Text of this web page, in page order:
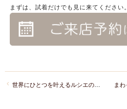
まずは、試着だけでも見に来てください。
世界にひとつを叶えるルシエの婚約指輪でプロポーズしよう